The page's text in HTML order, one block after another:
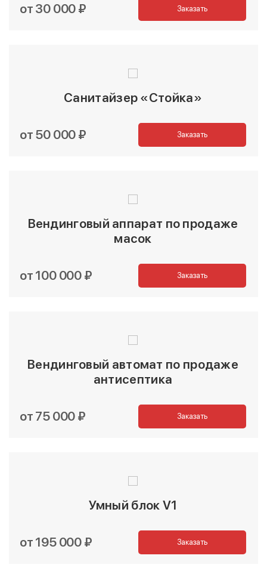
от 30 000 ₽ Заказать
Санитайзер «Стойка»
от 50 000 ₽ Заказать
Вендинговый аппарат по продаже
масок
от 100 000 ₽ Заказать
Вендинговый автомат по продаже
антисептика
от 75 000 ₽ Заказать
Умный блок V1
от 195 000 ₽ Заказать